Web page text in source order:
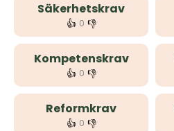
Säkerhetskrav
👍 0 👎
Kompetenskrav
👍 0 👎
Reformkrav
👍 0 👎